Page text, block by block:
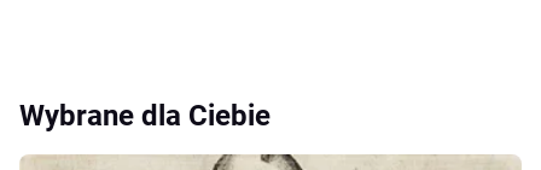
Wybrane dla Ciebie